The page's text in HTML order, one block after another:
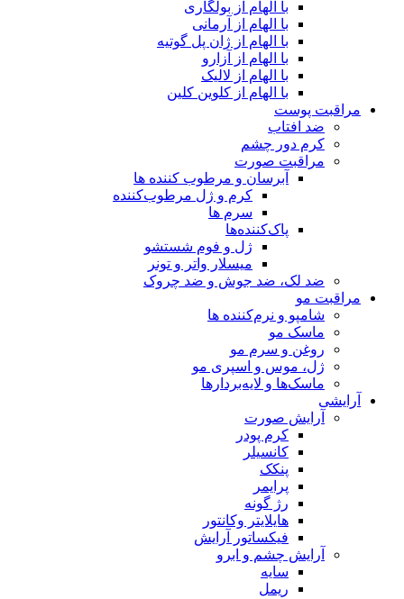
با الهام از بولگاری
با الهام از آرمانی
با الهام از ژان پل گوتیه
با الهام از آزارو
با الهام از لالیک
با الهام از کلوین کلین
مراقبت پوست
ضد افتاب
کرم دور چشم
مراقبت صورت
آبرسان و مرطوب کننده ها
کرم و ژل مرطوب‌کننده
سرم ها
پاک‌کننده‌ها
ژل و فوم شستشو
میسلار واتر و تونر
ضد لک، ضد جوش و ضد چروک
مراقبت مو
شامپو و نرم‌کننده ها
ماسک مو
روغن و سرم مو
ژل، موس و اسپری مو
ماسک‌ها و لایه‌بردارها
آرایشی
آرایش صورت
کرم پودر
کانسیلر
پنکک
پرایمر
رژ گونه
هایلایتر وکانتور
فیکساتور آرایش
آرایش چشم و ابرو
سایه
ریمل